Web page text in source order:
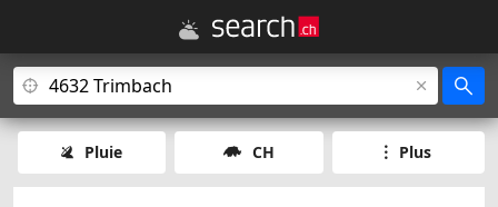
Pluie CH Plus